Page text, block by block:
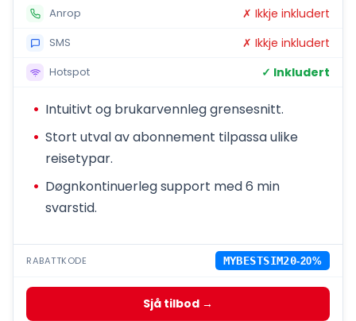
Anrop ✗ Ikkje inkludert
SMS ✗ Ikkje inkludert
Hotspot ✓ Inkludert
Intuitivt og brukarvennleg grensesnitt.
Stort utval av abonnement tilpassa ulike
reisetypar.
Døgnkontinuerleg support med 6 min
svarstid.
RABATTKODE MYBESTSIM20-20%
Sjå tilbod →